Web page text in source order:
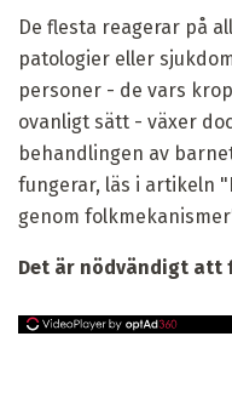
De flesta reagerar på
patologier eller
personer - de vars
ovanligt sätt - växer
behandlingen av
fungerar, läs i artikeln
genom
Det är nödvändigt